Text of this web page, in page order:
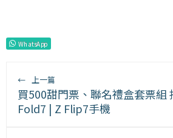
WhatsApp
← 上一篇
買500甜門票、聯名禮盒套票組
Fold7 | Z Flip7手機